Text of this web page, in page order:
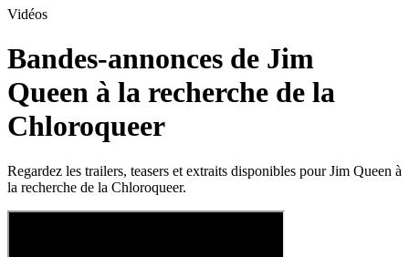
Vidéos
Bandes-annonces de Jim
Queen à la recherche de la
Chloroqueer
Regardez les trailers, teasers et extraits disponibles pour Jim Queen à
la recherche de la Chloroqueer.